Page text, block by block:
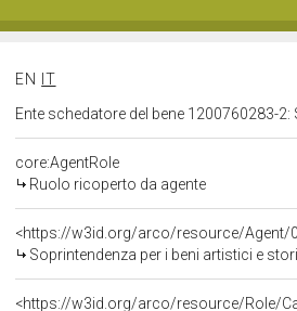
EN
IT
Ente schedatore del bene 1200760283-
core:AgentRole
Ruolo ricoperto da agente
<https://w3id.org/arco/resource/Agent/
Soprintendenza per i beni artistici e
<https://w3id.org/arco/resource/Role/